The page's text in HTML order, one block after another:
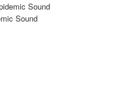
Sound
Sound